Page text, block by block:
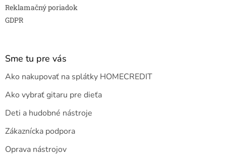
Reklamačný poriadok
GDPR
Sme tu pre vás
Ako nakupovať na splátky HOMECREDIT
Ako vybrať gitaru pre dieťa
Deti a hudobné nástroje
Zákaznícka podpora
Oprava nástrojov